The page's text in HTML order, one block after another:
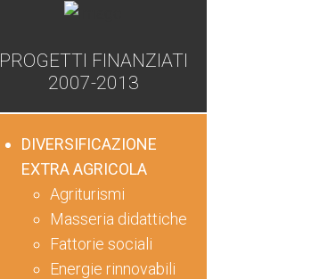
PROGETTI FINANZIATI
2007-2013
DIVERSIFICAZIONE
EXTRA AGRICOLA
Agriturismi
Masseria didattiche
Fattorie sociali
Energie rinnovabili